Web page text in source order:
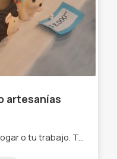
artesanías